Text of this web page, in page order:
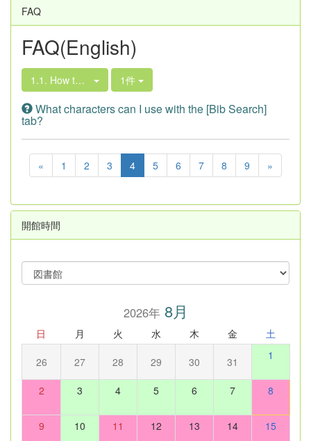
FAQ
FAQ(English)
1.1. How to Search the Library Book Collection
1件
What characters can I use with the [Bib Search]
tab?
« 1 2 3 4 5 6 7 8 9 »
開館時間
2026年8月
日 月 火 水 木 金 土
26 27 28 29 30 31 1
2 3 4 5 6 7 8
9 10 11 12 13 14 15